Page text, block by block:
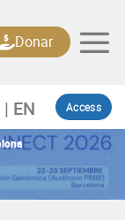
Access
Donar